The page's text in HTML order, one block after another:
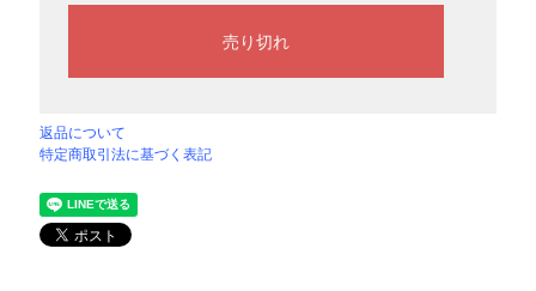
返品について
特定商取引法に基づく表記